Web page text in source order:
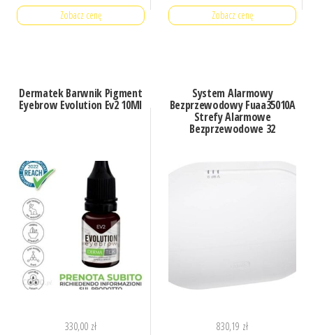
Zobacz cenę Zobacz cenę
Dermatek Barwnik Pigment
Eyebrow Evolution Ev2 10Ml
330,00 zł
System Alarmowy
Bezprzewodowy Fuaa35010A
Strefy Alarmowe
Bezprzewodowe 32
830,19 zł